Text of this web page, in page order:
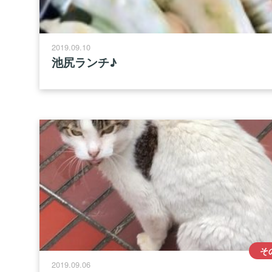
2019.09.10
池尻ランチ♪
2019.09.06
そ